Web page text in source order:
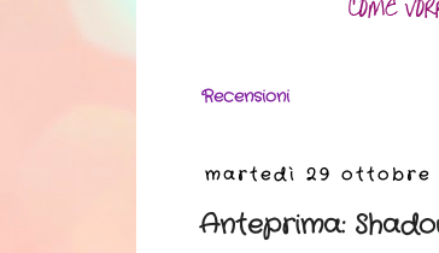
Recensioni
martedì 29 ottobre
Anteprima: